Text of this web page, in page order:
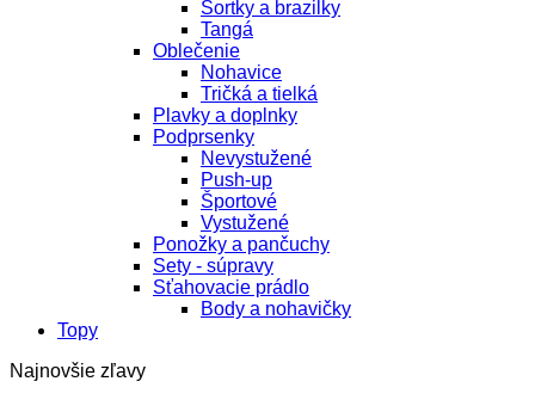
Šortky a brazilky
Tangá
Oblečenie
Nohavice
Tričká a tielká
Plavky a doplnky
Podprsenky
Nevystužené
Push-up
Športové
Vystužené
Ponožky a pančuchy
Sety - súpravy
Sťahovacie prádlo
Body a nohavičky
Topy
Najnovšie zľavy